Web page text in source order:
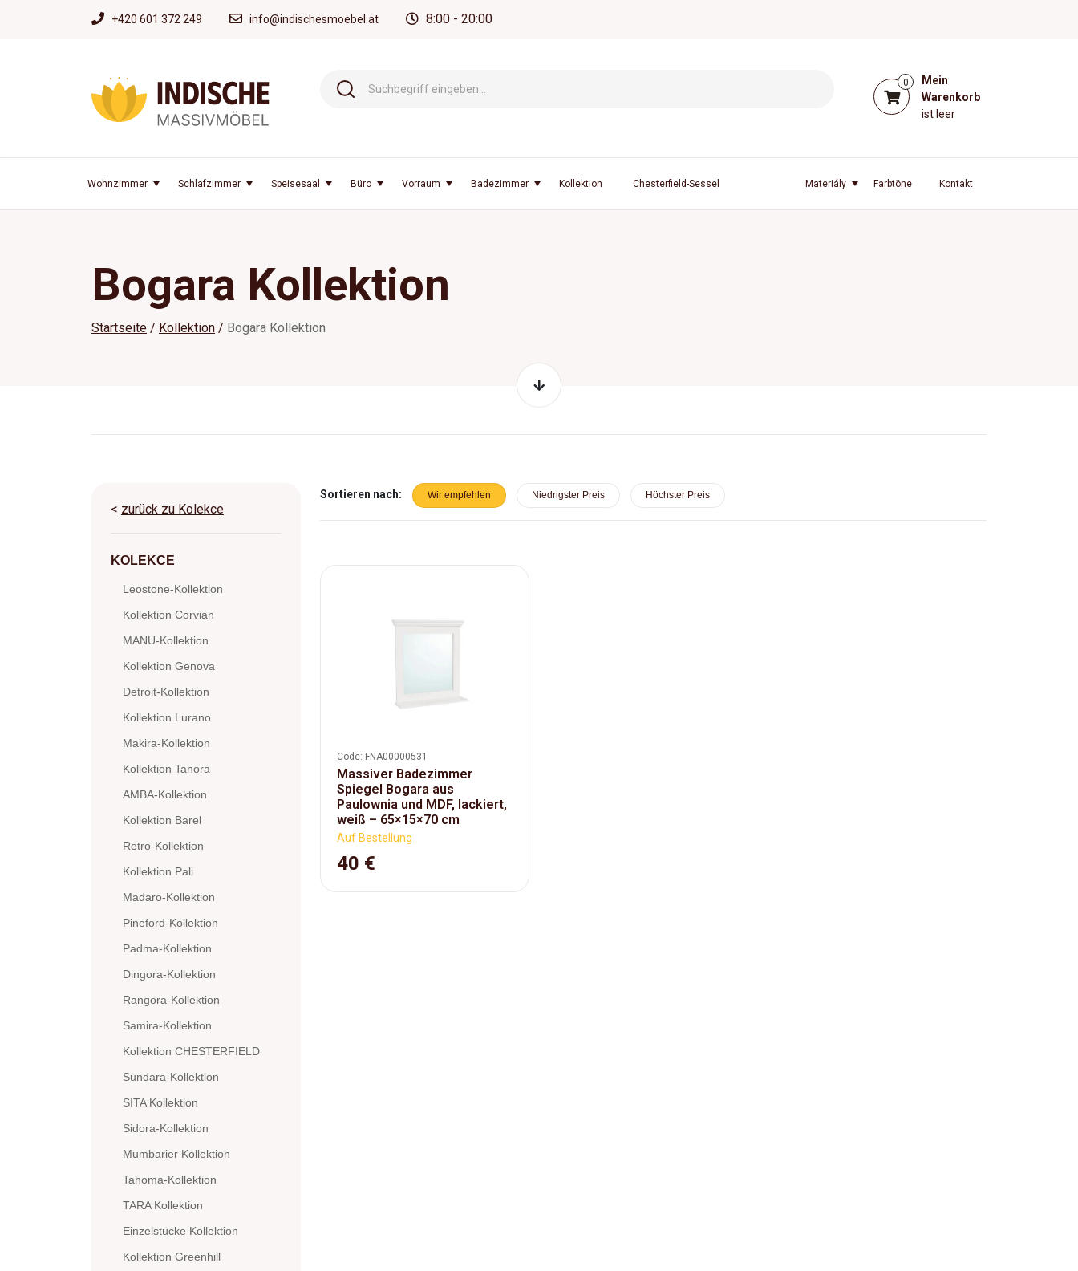
+420 601 372 249 info@indischesmoebel.at 8:00 - 20:00
0
Mein
Warenkorb
ist leer
Wohnzimmer Schlafzimmer Speisesaal Büro Vorraum Badezimmer Kollektion Chesterfield-Sessel Kontakt
Farbtöne
Materiály
Bogara Kollektion
Startseite Kollektion Bogara Kollektion
< zurück zu Kolekce
KOLEKCE
Leostone-Kollektion
Kollektion Corvian
MANU-Kollektion
Kollektion Genova
Detroit-Kollektion
Kollektion Lurano
Makira-Kollektion
Kollektion Tanora
AMBA-Kollektion
Kollektion Barel
Retro-Kollektion
Kollektion Pali
Madaro-Kollektion
Pineford-Kollektion
Padma-Kollektion
Dingora-Kollektion
Rangora-Kollektion
Samira-Kollektion
Kollektion CHESTERFIELD
Sundara-Kollektion
SITA Kollektion
Sidora-Kollektion
Mumbarier Kollektion
Tahoma-Kollektion
TARA Kollektion
Einzelstücke Kollektion
Kollektion Greenhill
Sortieren nach: Wir empfehlen Niedrigster Preis Höchster Preis
Code: FNA00000531
Massiver Badezimmer
Spiegel Bogara aus
Paulownia und MDF, lackiert,
weiß – 65×15×70 cm
Auf Bestellung
40 €